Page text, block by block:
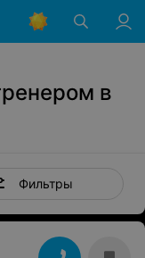
в
Фильтры